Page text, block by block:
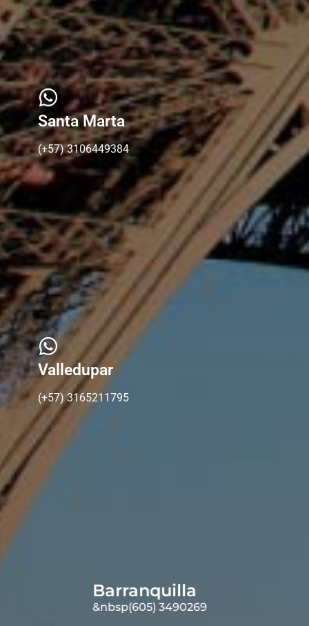
Santa Marta
(+57) 3106449384
Valledupar
(+57) 3165211795
Barranquilla
&nbsp(605) 3490269